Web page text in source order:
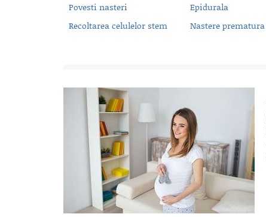
Povesti nasteri
Recoltarea celulelor stem
Epidurala
Nastere prematura